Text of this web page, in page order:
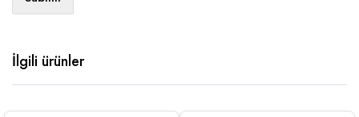
İlgili ürünler